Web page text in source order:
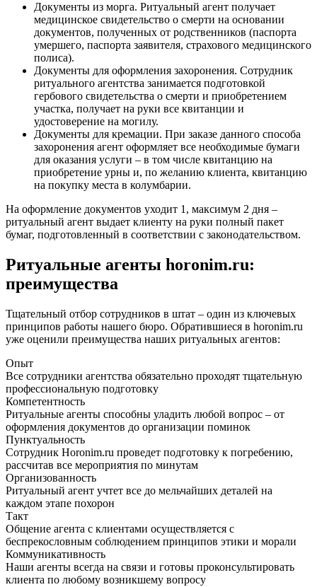
Документы из морга. Ритуальный агент получает
медицинское свидетельство о смерти на основании
документов, полученных от родственников (паспорта
умершего, паспорта заявителя, страхового медицинского
полиса).
Документы для оформления захоронения. Сотрудник
ритуального агентства занимается подготовкой
гербового свидетельства о смерти и приобретением
участка, получает на руки все квитанции и
удостоверение на могилу.
Документы для кремации. При заказе данного способа
захоронения агент оформляет все необходимые бумаги
для оказания услуги – в том числе квитанцию на
приобретение урны и, по желанию клиента, квитанцию
на покупку места в колумбарии.
На оформление документов уходит 1, максимум 2 дня –
ритуальный агент выдает клиенту на руки полный пакет
бумаг, подготовленный в соответствии с законодательством.
Ритуальные агенты horonim.ru:
преимущества
Тщательный отбор сотрудников в штат – один из ключевых
принципов работы нашего бюро. Обратившиеся в horonim.ru
уже оценили преимущества наших ритуальных агентов:
Опыт
Все сотрудники агентства обязательно проходят тщательную
профессиональную подготовку
Компетентность
Ритуальные агенты способны уладить любой вопрос – от
оформления документов до организации поминок
Пунктуальность
Сотрудник Horonim.ru проведет подготовку к погребению,
рассчитав все мероприятия по минутам
Организованность
Ритуальный агент учтет все до мельчайших деталей на
каждом этапе похорон
Такт
Общение агента с клиентами осуществляется с
беспрекословным соблюдением принципов этики и морали
Коммуникативность
Наши агенты всегда на связи и готовы проконсультировать
клиента по любому возникшему вопросу